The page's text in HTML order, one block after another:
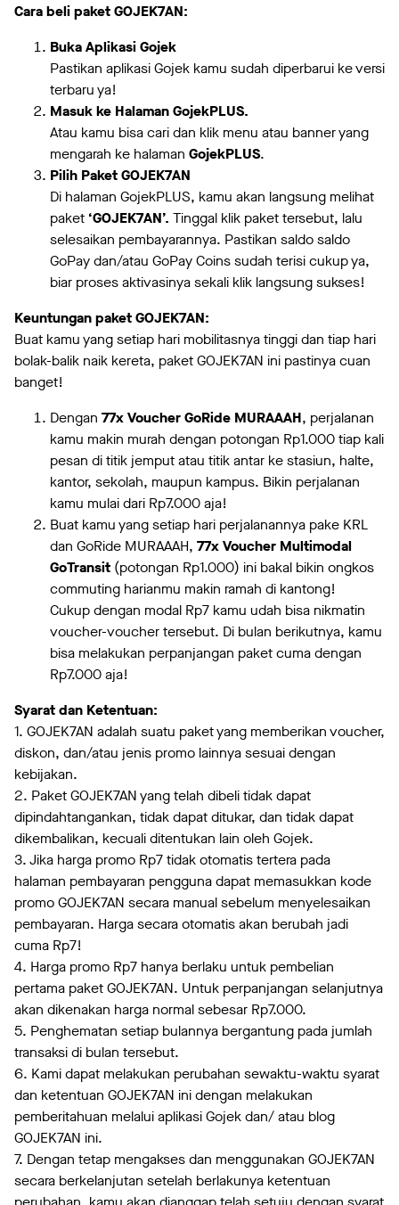
Cara beli paket GOJEK7AN:
Buka Aplikasi Gojek
Pastikan aplikasi Gojek kamu sudah diperbarui ke versi
terbaru ya!
Masuk ke Halaman GojekPLUS.
Atau kamu bisa cari dan klik menu atau banner yang
mengarah ke halaman GojekPLUS.
Pilih Paket GOJEK7AN
Di halaman GojekPLUS, kamu akan langsung melihat
paket ‘GOJEK7AN’. Tinggal klik paket tersebut, lalu
selesaikan pembayarannya. Pastikan saldo saldo
GoPay dan/atau GoPay Coins sudah terisi cukup ya,
biar proses aktivasinya sekali klik langsung sukses!
Keuntungan paket GOJEK7AN:
Buat kamu yang setiap hari mobilitasnya tinggi dan tiap hari
bolak-balik naik kereta, paket GOJEK7AN ini pastinya cuan
banget!
Dengan 77x Voucher GoRide MURAAAH, perjalanan
kamu makin murah dengan potongan Rp1.000 tiap kali
pesan di titik jemput atau titik antar ke stasiun, halte,
kantor, sekolah, maupun kampus. Bikin perjalanan
kamu mulai dari Rp7.000 aja!
Buat kamu yang setiap hari perjalanannya pake KRL
dan GoRide MURAAAH, 77x Voucher Multimodal
GoTransit (potongan Rp1.000) ini bakal bikin ongkos
commuting harianmu makin ramah di kantong!
Cukup dengan modal Rp7 kamu udah bisa nikmatin
voucher-voucher tersebut. Di bulan berikutnya, kamu
bisa melakukan perpanjangan paket cuma dengan
Rp7.000 aja!
Syarat dan Ketentuan:
1. GOJEK7AN adalah suatu paket yang memberikan voucher,
diskon, dan/atau jenis promo lainnya sesuai dengan
kebijakan.
2. Paket GOJEK7AN yang telah dibeli tidak dapat
dipindahtangankan, tidak dapat ditukar, dan tidak dapat
dikembalikan, kecuali ditentukan lain oleh Gojek.
3. Jika harga promo Rp7 tidak otomatis tertera pada
halaman pembayaran pengguna dapat memasukkan kode
promo GOJEK7AN secara manual sebelum menyelesaikan
pembayaran. Harga secara otomatis akan berubah jadi
cuma Rp7!
4. Harga promo Rp7 hanya berlaku untuk pembelian
pertama paket GOJEK7AN. Untuk perpanjangan selanjutnya
akan dikenakan harga normal sebesar Rp7.000.
5. Penghematan setiap bulannya bergantung pada jumlah
transaksi di bulan tersebut.
6. Kami dapat melakukan perubahan sewaktu-waktu syarat
dan ketentuan GOJEK7AN ini dengan melakukan
pemberitahuan melalui aplikasi Gojek dan/ atau blog
GOJEK7AN ini.
7. Dengan tetap mengakses dan menggunakan GOJEK7AN
secara berkelanjutan setelah berlakunya ketentuan